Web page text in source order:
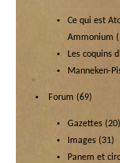
Ce qui est
Ammonium
Les coquins
Manneken-
Forum (69)
Gazettes (20)
Images (31)
Panem et